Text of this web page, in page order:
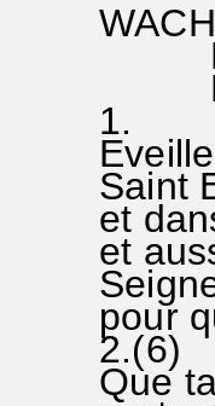
RA
1.
Saint
et
et
pour
2.(6)
Que